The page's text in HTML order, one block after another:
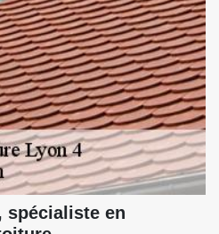
spécialiste en